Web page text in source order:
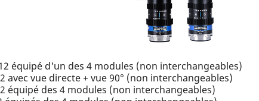
équipé d'un des 4 modules (non interchangeables)
avec vue directe + vue 90° (non interchangeables)
équipé des 4 modules (non interchangeables)